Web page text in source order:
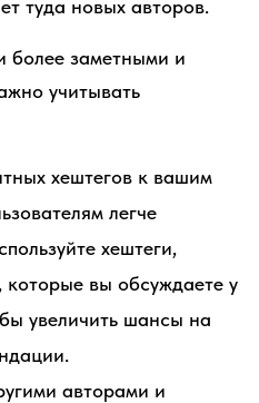
туда новых авторов.
более заметными и
учитывать
хештегов к вашим
легче
хештеги,
которые вы обсуждаете у
увеличить шансы на
авторами и